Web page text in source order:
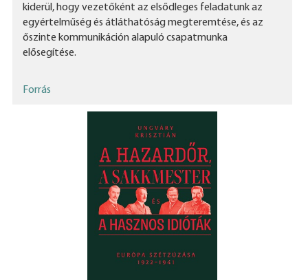
kiderül, hogy vezetőként az elsődleges feladatunk az
egyértelműség és átláthatóság megteremtése, és az
őszinte kommunikáción alapuló csapatmunka
elősegítése.
Forrás